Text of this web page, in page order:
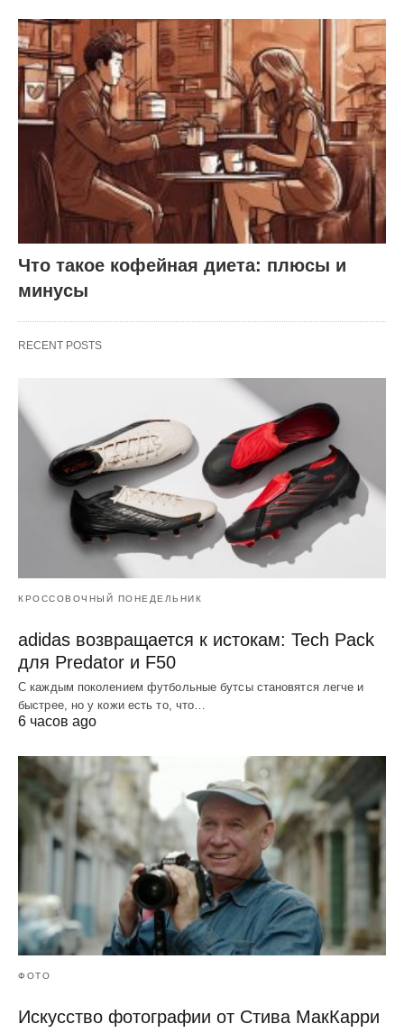
Что такое кофейная диета: плюсы и
минусы
RECENT POSTS
КРОССОВОЧНЫЙ ПОНЕДЕЛЬНИК
adidas возвращается к истокам: Tech Pack
для Predator и F50
С каждым поколением футбольные бутсы становятся легче и
быстрее, но у кожи есть то, что…
6 часов ago
ФОТО
Искусство фотографии от Стива МакКарри